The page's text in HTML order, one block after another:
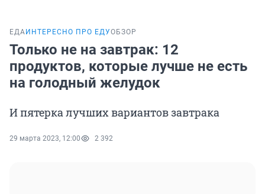
ЕДА ИНТЕРЕСНО ПРО ЕДУОБЗОР
Только не на завтрак: 12
продуктов, которые лучше не есть
на голодный желудок
И пятерка лучших вариантов завтрака
29 марта 2023, 12:00 2 392